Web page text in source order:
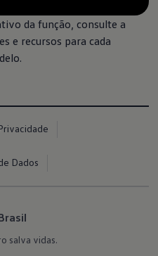
– Serviços Logísticos
e Segurança Ocupacional
de Compliance Ambiental e
Remaining time, --
da função, consulte a
e recursos para cada
Dados
salva vidas.